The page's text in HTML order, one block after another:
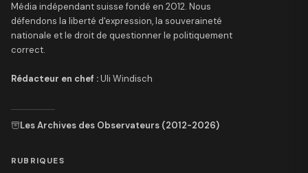
Média indépendant suisse fondé en 2012. Nous
défendons la liberté d'expression, la souveraineté
nationale et le droit de questionner le politiquement
correct.
Rédacteur en chef :Uli Windisch
Les Archives des Observateurs (2012-2026)
RUBRIQUES